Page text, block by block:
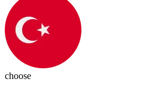
choose